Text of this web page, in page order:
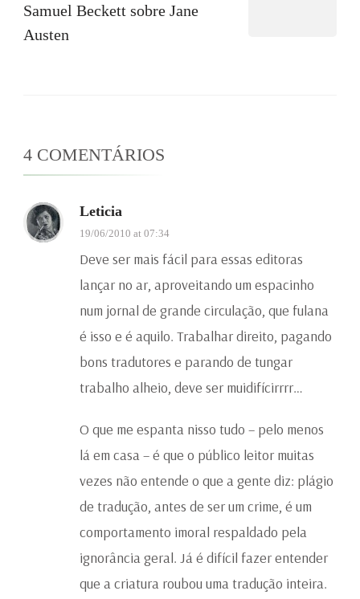
Samuel Beckett sobre Jane
Austen
4 COMENTÁRIOS
Leticia
19/06/2010 at 07:34
Deve ser mais fácil para essas editoras
lançar no ar, aproveitando um espacinho
num jornal de grande circulação, que fulana
é isso e é aquilo. Trabalhar direito, pagando
bons tradutores e parando de tungar
trabalho alheio, deve ser muidifícirrrr…
O que me espanta nisso tudo – pelo menos
lá em casa – é que o público leitor muitas
vezes não entende o que a gente diz: plágio
de tradução, antes de ser um crime, é um
comportamento imoral respaldado pela
ignorância geral. Já é difícil fazer entender
que a criatura roubou uma tradução inteira.